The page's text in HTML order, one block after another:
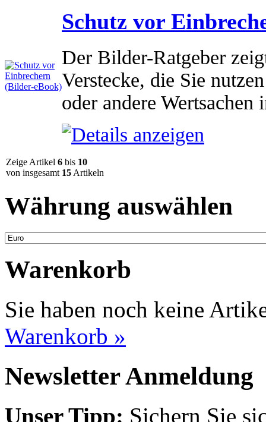
Schutz vor
Der Bilder-Ratgeber
Verstecke, die Sie
oder andere
Zeige Artikel 6 bis 10
von insgesamt 15 Artikeln
Währung auswählen
Warenkorb
Sie haben noch keine
Warenkorb »
Newsletter Anmeldung
Unser Tipp: Sichern Sie